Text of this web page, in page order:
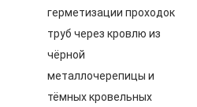
герметизации проходок
труб через кровлю из
чёрной
металлочерепицы и
тёмных кровельных